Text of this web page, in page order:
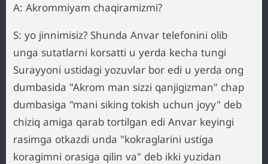
A: Akrommiyam chaqiramizmi?
S: yo jinnimisiz? Shunda Anvar telefonini olib
unga sutatlarni korsatti u yerda kecha tungi
Surayyoni ustidagi yozuvlar bor edi u yerda ong
dumbasida "Akrom man sizzi qanjigizman" chap
dumbasiga "mani siking tokish uchun joyy" deb
chiziq amiga qarab tortilgan edi Anvar keyingi
rasimga otkazdi unda "kokraglarini ustiga
koragimni orasiga qilin va" deb ikki yuzidan